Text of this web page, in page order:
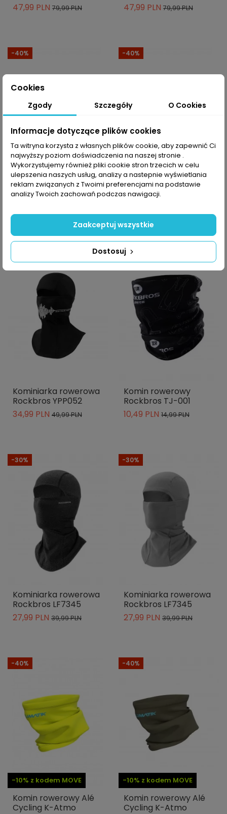
47,99 PLN 79,99 PLN 47,99 PLN 79,99 PLN
-10% z kodem MOVE
-40%
Komin rowerowy Alé
Cycling Stars
-10% z kodem MOVE
-40%
Komin rowerowy Alé
Cycling Stars
Kominiarka rowerowa
Rockbros YPP052
34,99 PLN 49,99 PLN
-30%
Komin rowerowy
Rockbros TJ-001
10,49 PLN 14,99 PLN
-30%
Kominiarka rowerowa
Rockbros LF7345
27,99 PLN 39,99 PLN
-30%
Kominiarka rowerowa
Rockbros LF7345
27,99 PLN 39,99 PLN
-10% z kodem MOVE
-40%
Komin rowerowy Alé
Cycling K-Atmo
-10% z kodem MOVE
-40%
Komin rowerowy Alé
Cycling K-Atmo
Cookies
Zgody Szczegóły O Cookies
Informacje dotyczące plików cookies
Ta witryna korzysta z własnych plików cookie, aby zapewnić Ci
najwyższy poziom doświadczenia na naszej stronie .
Wykorzystujemy również pliki cookie stron trzecich w celu
ulepszenia naszych usług, analizy a nastepnie wyświetlania
reklam związanych z Twoimi preferencjami na podstawie
analizy Twoich zachowań podczas nawigacji.
Dostosuj
Zaakceptuj wszystkie